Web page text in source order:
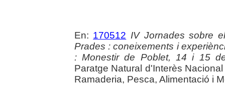
En: 170512 IV Jornades sobre
Prades : coneixements i
: Monestir de Poblet, 14 i 15
Paratge Natural d'Interès
Ramaderia, Pesca, Alimentació i